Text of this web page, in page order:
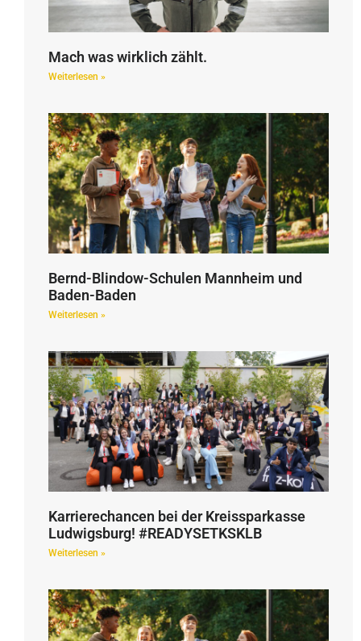
Mach was wirklich zählt.
Weiterlesen »
Bernd-Blindow-Schulen Mannheim und
Baden-Baden
Weiterlesen »
Karrierechancen bei der Kreissparkasse
Ludwigsburg! #READYSETKSKLB
Weiterlesen »